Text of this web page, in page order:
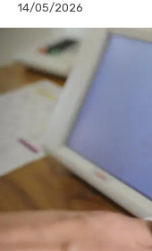
14/05/2026